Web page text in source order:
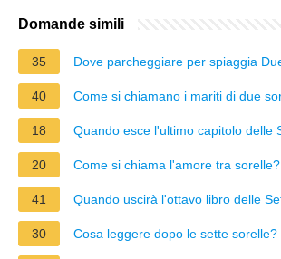
Domande simili
35 Dove parcheggiare per spiaggia
40 Come si chiamano i mariti di due
18 Quando esce l'ultimo capitolo delle
20 Come si chiama l'amore tra sorelle?
41 Quando uscirà l'ottavo libro delle
30 Cosa leggere dopo le sette sorelle?